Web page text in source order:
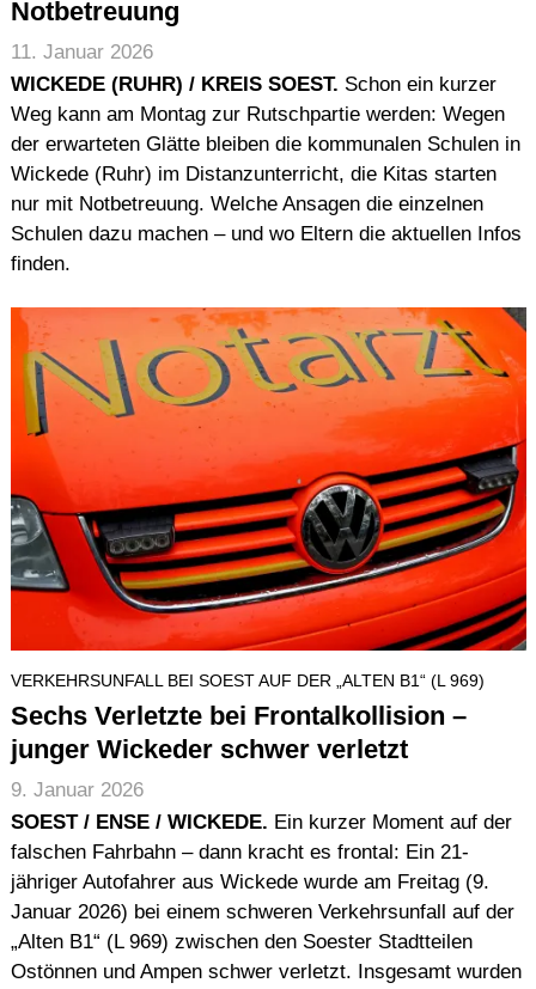
Notbetreuung
11. Januar 2026
WICKEDE (RUHR) / KREIS SOEST. Schon ein kurzer
Weg kann am Montag zur Rutschpartie werden: Wegen
der erwarteten Glätte bleiben die kommunalen Schulen in
Wickede (Ruhr) im Distanzunterricht, die Kitas starten
nur mit Notbetreuung. Welche Ansagen die einzelnen
Schulen dazu machen – und wo Eltern die aktuellen Infos
finden.
VERKEHRSUNFALL BEI SOEST AUF DER „ALTEN B1“ (L 969)
Sechs Verletzte bei Frontalkollision –
junger Wickeder schwer verletzt
9. Januar 2026
SOEST / ENSE / WICKEDE. Ein kurzer Moment auf der
falschen Fahrbahn – dann kracht es frontal: Ein 21-
jähriger Autofahrer aus Wickede wurde am Freitag (9.
Januar 2026) bei einem schweren Verkehrsunfall auf der
„Alten B1“ (L 969) zwischen den Soester Stadtteilen
Ostönnen und Ampen schwer verletzt. Insgesamt wurden